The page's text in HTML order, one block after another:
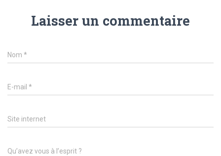
Laisser un commentaire
Nom *
E-mail *
Site internet
Qu’avez vous à l’esprit ?